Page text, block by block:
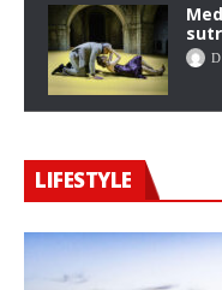
LIFESTYLE